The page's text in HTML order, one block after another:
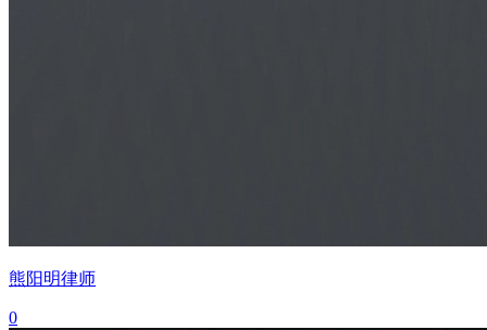
熊阳明律师
0